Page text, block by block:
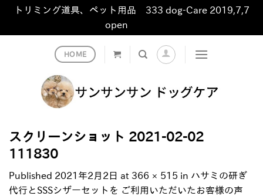
トリミング道具、ペット用品 333 dog-Care 2019,7,7
open
HOME
スクリーンショット 2021-02-02
111830
Published 2021年2月2日 at 366 × 515 in ハサミの研ぎ
代行とSSSシザーセットを ご利用いただいたお客様の声